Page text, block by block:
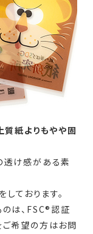
質紙よりもやや固
透け感がある素
しております。
は、FSC®認証
希望の方はお問